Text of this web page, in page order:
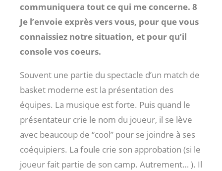
communiquera tout ce qui me concerne. 8
Je l’envoie exprès vers vous, pour que vous
connaissiez notre situation, et pour qu’il
console vos coeurs.
Souvent une partie du spectacle d’un match de
basket moderne est la présentation des
équipes. La musique est forte. Puis quand le
présentateur crie le nom du joueur, il se lève
avec beaucoup de “cool” pour se joindre à ses
coéquipiers. La foule crie son approbation (si le
joueur fait partie de son camp. Autrement… ). Il